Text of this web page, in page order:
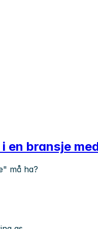
en bransje
må ha?